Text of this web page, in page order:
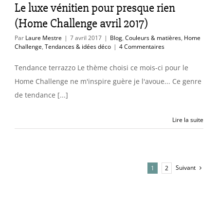
& idées déco
Le luxe vénitien pour presque rien
(Home Challenge avril 2017)
Par Laure Mestre | 7 avril 2017 | Blog, Couleurs & matières, Home
Challenge, Tendances & idées déco | 4 Commentaires
Tendance terrazzo Le thème choisi ce mois-ci pour le
Home Challenge ne m'inspire guère je l'avoue... Ce genre
de tendance [...]
Lire la suite
1 2 Suivant